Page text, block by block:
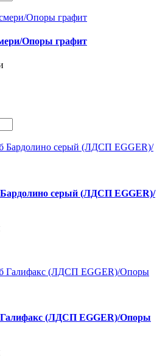
Опоры графит
серый (ЛДСП EGGER)/
(ЛДСП EGGER)/Опоры